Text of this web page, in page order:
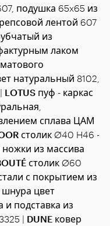
подушка 65x65 из
лентой 607
из
лаком
натуральный 8102,
LOTUS пуф - каркас
сплава ЦАМ
столик Ø40 H46 -
из массива
столик Ø60
с покрытием из
цвет
подставка из
| DUNE ковер